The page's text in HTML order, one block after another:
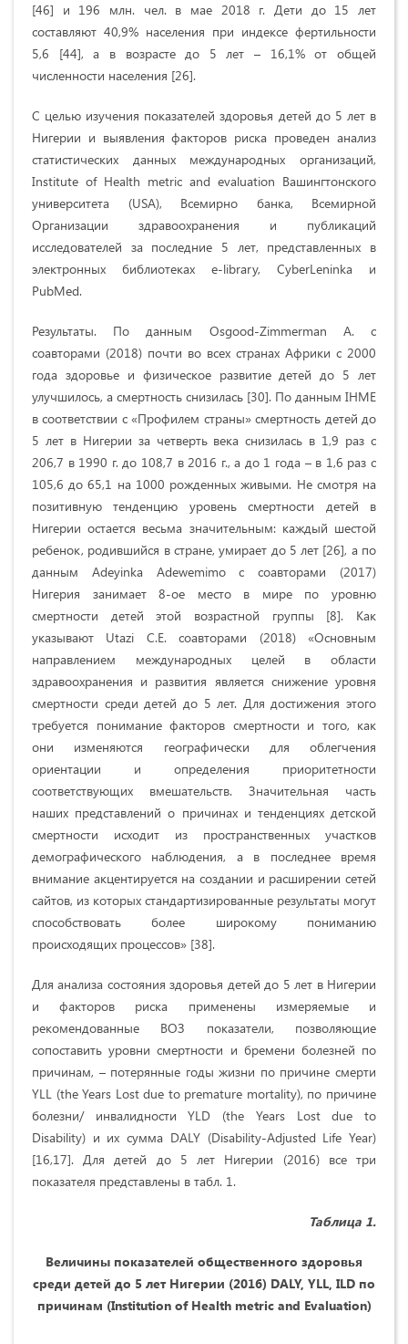
[46] и 196 млн. чел. в мае 2018 г. Дети до 15 лет
составляют 40,9% населения при индексе фертильности
5,6 [44], а в возрасте до 5 лет – 16,1% от общей
численности населения [26].
С целью изучения показателей здоровья детей до 5 лет в
Нигерии и выявления факторов риска проведен анализ
статистических данных международных организаций,
Institute of Health metric and evaluation Вашингтонского
университета (USA), Всемирно банка, Всемирной
Организации здравоохранения и публикаций
исследователей за последние 5 лет, представленных в
электронных библиотеках e-library, CyberLeninka и
PubMed.
Результаты. По данным Osgood-Zimmerman A. с
соавторами (2018) почти во всех странах Африки с 2000
года здоровье и физическое развитие детей до 5 лет
улучшилось, а смертность снизилась [30]. По данным IHME
в соответствии с «Профилем страны» смертность детей до
5 лет в Нигерии за четверть века снизилась в 1,9 раз с
206,7 в 1990 г. до 108,7 в 2016 г., а до 1 года – в 1,6 раз с
105,6 до 65,1 на 1000 рожденных живыми. Не смотря на
позитивную тенденцию уровень смертности детей в
Нигерии остается весьма значительным: каждый шестой
ребенок, родившийся в стране, умирает до 5 лет [26], а по
данным Adeyinka Adewemimo с соавторами (2017)
Нигерия занимает 8-ое место в мире по уровню
смертности детей этой возрастной группы [8]. Как
указывают Utazi C.E. соавторами (2018) «Основным
направлением международных целей в области
здравоохранения и развития является снижение уровня
смертности среди детей до 5 лет. Для достижения этого
требуется понимание факторов смертности и того, как
они изменяются географически для облегчения
ориентации и определения приоритетности
соответствующих вмешательств. Значительная часть
наших представлений о причинах и тенденциях детской
смертности исходит из пространственных участков
демографического наблюдения, а в последнее время
внимание акцентируется на создании и расширении сетей
сайтов, из которых стандартизированные результаты могут
способствовать более широкому пониманию
происходящих процессов» [38].
Для анализа состояния здоровья детей до 5 лет в Нигерии
и факторов риска применены измеряемые и
рекомендованные ВОЗ показатели, позволяющие
сопоставить уровни смертности и бремени болезней по
причинам, – потерянные годы жизни по причине смерти
YLL (the Years Lost due to premature mortality), по причине
болезни/ инвалидности YLD (the Years Lost due to
Disability) и их сумма DALY (Disability-Adjusted Life Year)
[16,17]. Для детей до 5 лет Нигерии (2016) все три
показателя представлены в табл. 1.
Таблица 1.
Величины показателей общественного здоровья
среди детей до 5 лет Нигерии (2016) DALY, YLL, ILD по
причинам (Institution of Health metric and Evaluation)